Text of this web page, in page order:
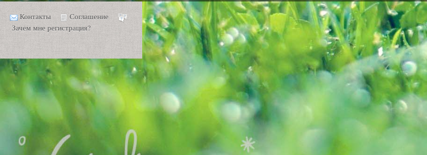
Контакты
Соглашение
Зачем мне регистрация?